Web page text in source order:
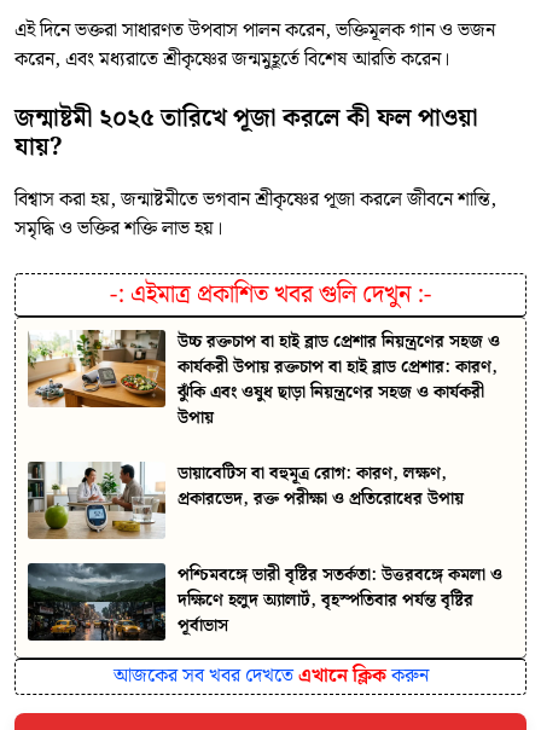
এই দিনে ভক্তরা সাধারণত উপবাস পালন করেন, ভক্তিমূলক গান ও ভজন
করেন, এবং মধ্যরাতে শ্রীকৃষ্ণের জন্মমুহূর্তে বিশেষ আরতি করেন।
জন্মাষ্টমী ২০২৫ তারিখে পূজা করলে কী ফল পাওয়া
যায়?
বিশ্বাস করা হয়, জন্মাষ্টমীতে ভগবান শ্রীকৃষ্ণের পূজা করলে জীবনে শান্তি,
সমৃদ্ধি ও ভক্তির শক্তি লাভ হয়।
-: এইমাত্র প্রকাশিত খবর গুলি দেখুন:-
উচ্চ রক্তচাপ বা হাই ব্লাড প্রেশার নিয়ন্ত্রণের সহজ ও
কার্যকরী উপায় রক্তচাপ বা হাই ব্লাড প্রেশার: কারণ,
ঝুঁকি এবং ওষুধ ছাড়া নিয়ন্ত্রণের সহজ ও কার্যকরী
উপায়
ডায়াবেটিস বা বহুমূত্র রোগ: কারণ, লক্ষণ,
প্রকারভেদ, রক্ত পরীক্ষা ও প্রতিরোধের উপায়
পশ্চিমবঙ্গে ভারী বৃষ্টির সতর্কতা: উত্তরবঙ্গে কমলা ও
দক্ষিণে হলুদ অ্যালার্ট, বৃহস্পতিবার পর্যন্ত বৃষ্টির
পূর্বাভাস
আজকের সব খবর দেখতেএখানে ক্লিককরুন